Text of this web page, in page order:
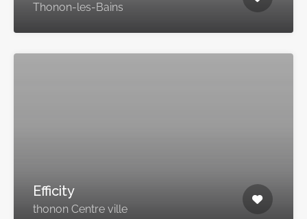
Thonon-les-Bains
Efficity
thonon Centre ville